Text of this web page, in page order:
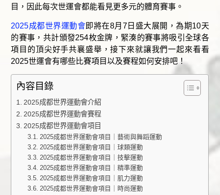
目，因此每次世運會都能看見更多元的體育賽事。
2025成都世界運動會即將在8月7日盛大展開，為期10天
的賽事，共計頒發254枚金牌，緊湊的賽事將吸引全球各
項目的頂尖好手共襄盛舉，接下來就讓我們一起來看看
2025世運會有哪些比賽項目以及賽程如何安排吧！
內容目錄
2025成都世界運動會介紹
2025成都世界運動會賽程
2025成都世界運動會項目
2025成都世界運動會項目｜藝術與舞蹈運動
2025成都世界運動會項目｜球類運動
2025成都世界運動會項目｜技擊運動
2025成都世界運動會項目｜精準運動
2025成都世界運動會項目｜肌力運動
2025成都世界運動會項目｜時尚運動